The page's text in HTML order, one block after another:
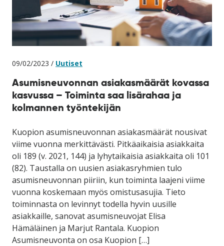
09/02/2023 / Uutiset
Asumisneuvonnan asiakasmäärät kovassa
kasvussa – Toiminta saa lisärahaa ja
kolmannen työntekijän
Kuopion asumisneuvonnan asiakasmäärät nousivat
viime vuonna merkittävästi. Pitkäaikaisia asiakkaita
oli 189 (v. 2021, 144) ja lyhytaikaisia asiakkaita oli 101
(82). Taustalla on uusien asiakasryhmien tulo
asumisneuvonnan piiriin, kun toiminta laajeni viime
vuonna koskemaan myös omistusasujia. Tieto
toiminnasta on levinnyt todella hyvin uusille
asiakkaille, sanovat asumisneuvojat Elisa
Hämäläinen ja Marjut Rantala. Kuopion
Asumisneuvonta on osa Kuopion […]